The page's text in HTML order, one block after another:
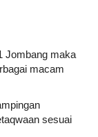
Jombang maka
macam
sesuai